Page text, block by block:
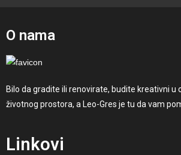
O nama
Bilo da gradite ili renovirate, budite kreativni u
životnog prostora, a Leo-Gres je tu da vam
Linkovi